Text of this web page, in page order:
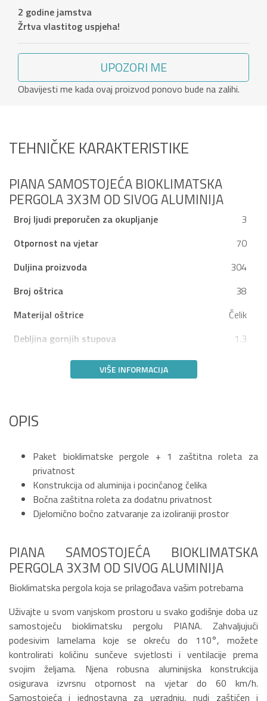
2 godine jamstva
Žrtva vlastitog uspjeha!
UPOZORI ME
Obavijesti me kada ovaj proizvod ponovo bude na zalihi.
TEHNIČKE KARAKTERISTIKE
PIANA SAMOSTOJEĆA BIOKLIMATSKA
PERGOLA 3X3M OD SIVOG ALUMINIJA
Broj ljudi preporučen za okupljanje
3
Otpornost na vjetar
70
Duljina proizvoda
304
Broj oštrica
38
Materijal oštrice
Čelik
Debljina gornjih stupova
1.3
VIŠE INFORMACIJA
OPIS
Paket bioklimatske pergole + 1 zaštitna roleta za
privatnost
Konstrukcija od aluminija i pocinčanog čelika
Bočna zaštitna roleta za dodatnu privatnost
Djelomično bočno zatvaranje za izoliraniji prostor
PIANA SAMOSTOJEĆA BIOKLIMATSKA
PERGOLA 3X3M OD SIVOG ALUMINIJA
Bioklimatska pergola koja se prilagođava vašim potrebama
Uživajte u svom vanjskom prostoru u svako godišnje doba uz
samostojeću bioklimatsku pergolu PIANA. Zahvaljujući
podesivim lamelama koje se okreću do 110°, možete
kontrolirati količinu sunčeve svjetlosti i ventilacije prema
svojim željama. Njena robusna aluminijska konstrukcija
osigurava izvrsnu otpornost na vjetar do 60 km/h.
Samostojeća i jednostavna za ugradnju, nudi zaštićen i